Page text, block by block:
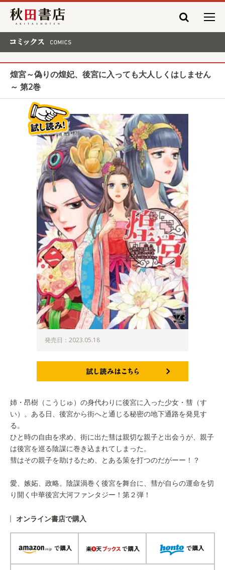
秋田書店
煌宮～偽りの煌妃、後宮に入っても大人しくはしません
～ 第2巻
発売日：2023.05.18
姉・昂樹（こうじゅ）の身代わりに後宮に入った少女・彗（す
い）。ある日、後宮から街へと通じる秘密の地下通路を発見す
る。
ひと時の自由を求め、街に出た彗は親切な親子と出会うが、親子
は後宮を巡る陰謀に巻き込まれてしまった。
彗はその親子を助けるため、とある策を打つのだがーー！？
愛、嫉妬、政略。陰謀渦巻く後宮を舞台に、彗が自らの運命を切
り開く中華後宮大河ファンタジー！第２弾！
オンライン書店で購入